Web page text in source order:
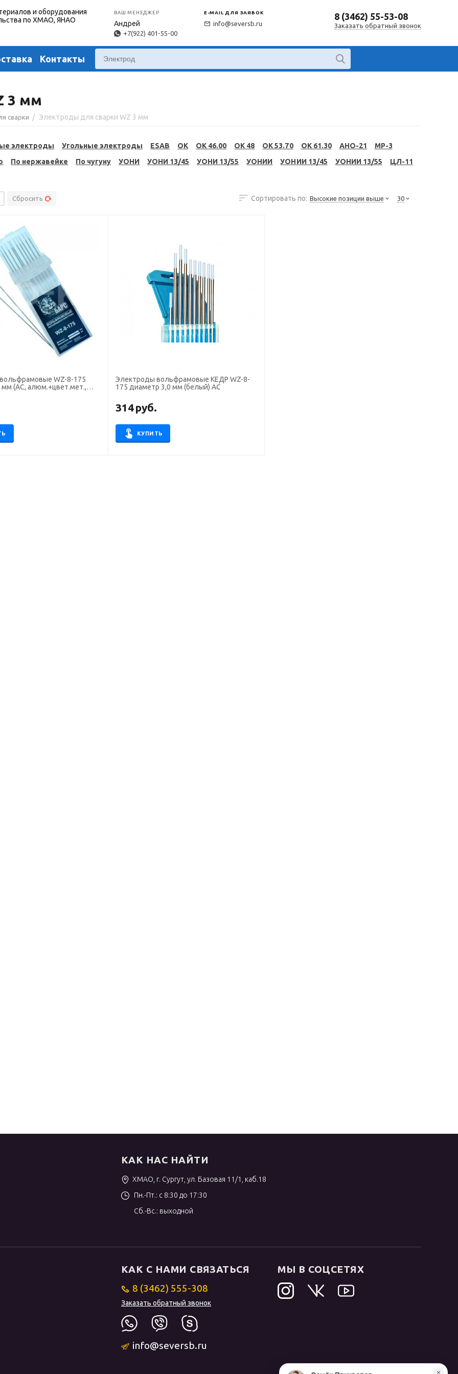
и оборудования
по ХМАО, ЯНАО
ВАШ МЕНЕДЖЕР
Андрей
+7(922) 401-55-00
E-MAIL ДЛЯ ЗАЯВОК
info@seversb.ru
8 (3462) 55-53-08
Заказать обратный звонок
Контакты
3 мм
сварки / Электроды для сварки WZ 3 мм
электроды Угольные электроды ESAB OK OK 46.00 OK 48 OK 53.70 OK 61.30 АНО-21
МР-3
По нержавейке По чугуну УОНИ УОНИ 13/45 УОНИ 13/55 УОНИИ УОНИИ 13/45 УОНИИ 13/55
ЦЛ-11
Сбросить Сортировать по: Высокие позиции выше 30
WZ-8-175
Электроды вольфрамовые КЕДР WZ-8-
175 диаметр 3,0 мм (белый) AC
314руб.
КУПИТЬ
КАК НАС НАЙТИ
ХМАО, г. Сургут, ул. Базовая 11/1, каб.18
Пн.-Пт.: с 8:30 до 17:30
Сб.-Вс.: выходной
КАК С НАМИ СВЯЗАТЬСЯ
8 (3462) 555-308
Заказать обратный звонок
info@seversb.ru
МЫ В СОЦСЕТЯХ